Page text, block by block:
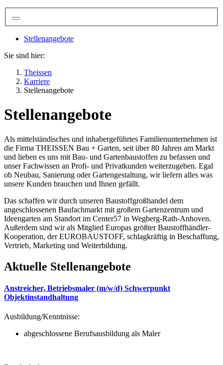
Stellenangebote
Sie sind hier:
Theissen
Karriere
Stellenangebote
Stellenangebote
Als mittelständisches und inhabergeführtes Familienunternehmen ist
die Firma THEISSEN Bau + Garten, seit über 80 Jahren am Markt
und lieben es uns mit Bau- und Gartenbaustoffen zu befassen und
unser Fachwissen an Profi- und Privatkunden weiterzugeben. Egal
ob Neubau, Sanierung oder Gartengestaltung, wir liefern alles was
unsere Kunden brauchen und Ihnen gefällt.
Das schaffen wir durch unseren Baustoffgroßhandel dem
angeschlossenen Baufachmarkt mit großem Gartenzentrum und
Ideengarten am Standort im Center57 in Wegberg-Rath-Anhoven.
Außerdem sind wir als Mitglied Europas größter Baustoffhändler-
Kooperation, der EUROBAUSTOFF, schlagkräftig in Beschaffung,
Vertrieb, Marketing und Weiterbildung.
Aktuelle Stellenangebote
Anstreicher, Betriebsmaler (m/w/d) Schwerpunkt
Objektinstandhaltung
Ausbildung/Kenntnisse:
abgeschlossene Berufsausbildung als Maler